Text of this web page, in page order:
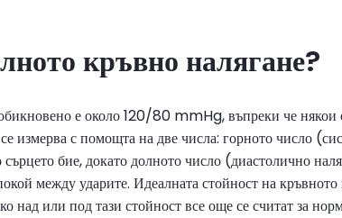
кръвно налягане?
е около 120/80 mmHg, въпреки че някои
измерва с помощта на две числа: горното число
сърцето бие, докато долното число (диастолично
между ударите. Идеалната стойност на
над или под тази стойност все още се считат за